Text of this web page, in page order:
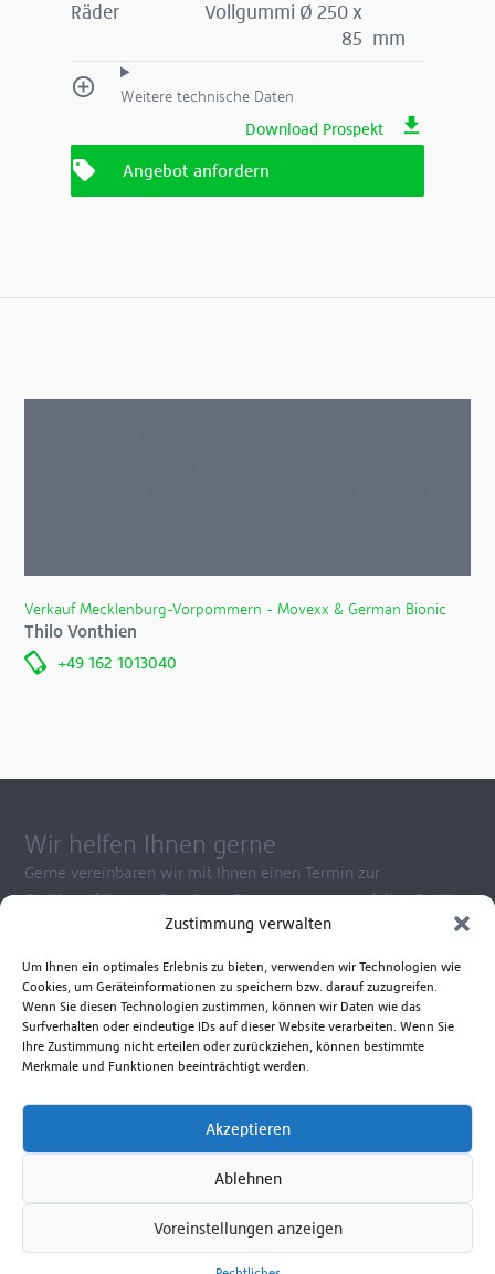
Zustimmung verwalten
Um Ihnen ein optimales Erlebnis zu bieten, verwenden wir Technologien wie
Cookies, um Geräteinformationen zu speichern bzw. darauf zuzugreifen.
Wenn Sie diesen Technologien zustimmen, können wir Daten wie das
Surfverhalten oder eindeutige IDs auf dieser Website verarbeiten. Wenn Sie
Ihre Zustimmung nicht erteilen oder zurückziehen, können bestimmte
Merkmale und Funktionen beeinträchtigt werden.
Akzeptieren
Ablehnen
Voreinstellungen anzeigen
Räder
Vollgummi Ø 250 x
85 mm
Weitere technische Daten
Verkauf Mecklenburg-Vorpommern - Movexx & German Bionic
Thilo Vonthien
+49 162 1013040
Wir helfen Ihnen gerne
Gerne vereinbaren wir mit Ihnen einen Termin zur
Gerätevorführung. So wissen Sie ganz genau, welches Gerät
Ihren Ansprüchen am besten gerecht wird.
unserer Produkte, Reparatur- und Ersatzteilservice.
Beratungshotline Mo. bis Fr. 8.00 - 17.00 Uhr
+49 381 6586-830
Senden Sie uns eine E-Mail
Zum Kontaktformular